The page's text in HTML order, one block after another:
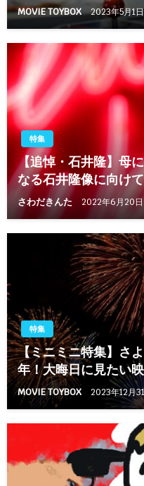
MOVIE TOYBOX 2023年5月1日
特集
【追悼・石井隆】母
なる石井隆像に向け
さわだきんた 2022年6月20日
特集
【ミニミニ特集】さ
年！大晦日に見たい
MOVIE TOYBOX 2023年12月